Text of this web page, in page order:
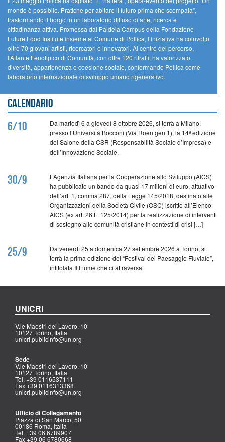
mondo è possibile. Pratiche per abitare il futuro prima che scompaia”,
trasformando il borgo in un laboratorio diffuso di arte, ricerca e
cittadinanza attiva. Promossa dal Paideia Campus della Fondazione
Future Food Institute insieme al Comune di Pollica, l’iniziativa ha coinvolto
oltre 70 giovani artisti, ricercatori e innovatori. Al centro del percorso,
l’Atlante Fenotipico di Comunità, con oltre 120 ritratti, ha valorizzato
diversità, appartenenza e coesione sociale, confermando Pollica come
laboratorio internazionale di sviluppo umano rigenerativo.
Calendario
6/10
Da martedì 6 a giovedì 8 ottobre 2026, si terrà a Milano,
presso l’Università Bocconi (Via Roentgen 1), la 14ª edizione
del Salone della CSR (Responsabilità Sociale d’Impresa) e
dell’Innovazione Sociale.
30/9
L’Agenzia Italiana per la Cooperazione allo Sviluppo (AICS)
ha pubblicato un bando da quasi 17 milioni di euro, attuativo
dell’art. 1, comma 287, della Legge 145/2018, destinato alle
Organizzazioni della Società Civile (OSC) iscritte all’Elenco
AICS (ex art. 26 L. 125/2014) per la realizzazione di interventi
di sostegno alle comunità cristiane in contesti di crisi […]
25/9
Da venerdì 25 a domenica 27 settembre 2026 a Torino, si
terrà la prima edizione del “Festival del Paesaggio Fluviale”,
intitolata Il Fiume che ci attraversa.
UNICRI
V.le Maestri del Lavoro, 10
10127 Torino, Italia
unicri.publicinfo@un.org
Sede
V.le Maestri del Lavoro, 10
10127 Torino, Italia
Tel. +39 0116537111
Fax +39 0116313368
unicri.publicinfo@un.org
Ufficio di Collegamento
Piazza di San Marco, 50
00186 Roma, Italia
Tel. +39 06 6789907
Fax +39 06 6780668